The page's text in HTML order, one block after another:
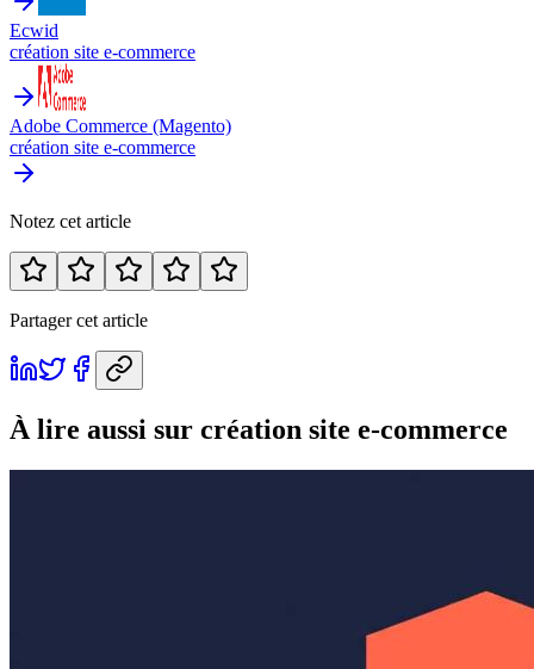
Ecwid
création site e-commerce
Adobe Commerce (Magento)
création site e-commerce
Notez cet article
Partager cet article
À lire aussi sur création site e-commerce